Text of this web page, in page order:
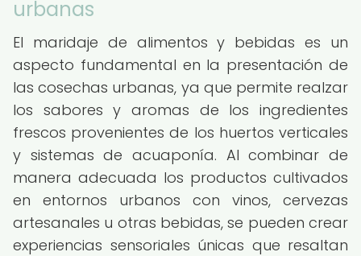
urbanas
El maridaje de alimentos y bebidas es un
aspecto fundamental en la presentación de
las cosechas urbanas, ya que permite realzar
los sabores y aromas de los ingredientes
frescos provenientes de los huertos verticales
y sistemas de acuaponía. Al combinar de
manera adecuada los productos cultivados
en entornos urbanos con vinos, cervezas
artesanales u otras bebidas, se pueden crear
experiencias sensoriales únicas que resaltan